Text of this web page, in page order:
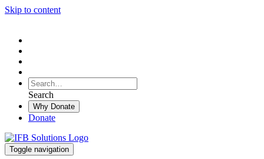
Skip to content
To
search
this
site,
enter
search
term
Search
Search
Why Donate
Donate
Toggle navigation